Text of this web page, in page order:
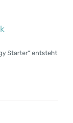
Starter“ entsteht